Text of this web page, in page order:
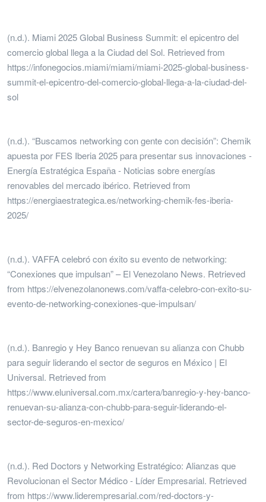
(n.d.). Miami 2025 Global Business Summit: el epicentro del
comercio global llega a la Ciudad del Sol. Retrieved from
https://infonegocios.miami/miami/miami-2025-global-business-
summit-el-epicentro-del-comercio-global-llega-a-la-ciudad-del-
sol
(n.d.). “Buscamos networking con gente con decisión”: Chemik
apuesta por FES Iberia 2025 para presentar sus innovaciones -
Energía Estratégica España - Noticias sobre energías
renovables del mercado ibérico. Retrieved from
https://energiaestrategica.es/networking-chemik-fes-iberia-
2025/
(n.d.). VAFFA celebró con éxito su evento de networking:
“Conexiones que impulsan” – El Venezolano News. Retrieved
from https://elvenezolanonews.com/vaffa-celebro-con-exito-su-
evento-de-networking-conexiones-que-impulsan/
(n.d.). Banregio y Hey Banco renuevan su alianza con Chubb
para seguir liderando el sector de seguros en México | El
Universal. Retrieved from
https://www.eluniversal.com.mx/cartera/banregio-y-hey-banco-
renuevan-su-alianza-con-chubb-para-seguir-liderando-el-
sector-de-seguros-en-mexico/
(n.d.). Red Doctors y Networking Estratégico: Alianzas que
Revolucionan el Sector Médico - Líder Empresarial. Retrieved
from https://www.liderempresarial.com/red-doctors-y-